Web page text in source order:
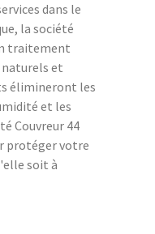
dans le
la société
traitement
et
élimineront les
et les
Couvreur 44
protéger votre
soit à